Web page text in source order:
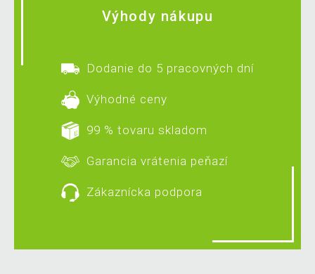
Výhody nákupu
Dodanie do 5 pracovných dní
Výhodné ceny
99 % tovaru skladom
Garancia vrátenia peňazí
Zákaznícka podpora